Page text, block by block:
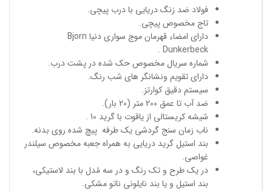
فولاد ضد زنگ دریایی با درب پیچی.
تاج مخصوص پیچی.
دارای امضاء قهرمان موج سواری دنیا Bjorn
Dunkerbeck .
شماره سریال مخصوص حک شده در پشت درب.
دارای تقویم ونشانگر های شب رنگ.
سیستم دقیق کوارتز.
ضد آب تا عمق 200 متر (20 بار).
شیشه کریستالی از یاقوت با گرید 10 .
ناب زمان سنج گردشی یک طرفه پیچ شده روی بدنه.
بند استیل گرید دریایی به همراه جعبه مخصوص سیلندر
غواصی.
در یک طرح و تک رنگ و در سه مُدل با بند لاستیکی،
بند استیل و یا بند نایلونی ناتو مشکی.